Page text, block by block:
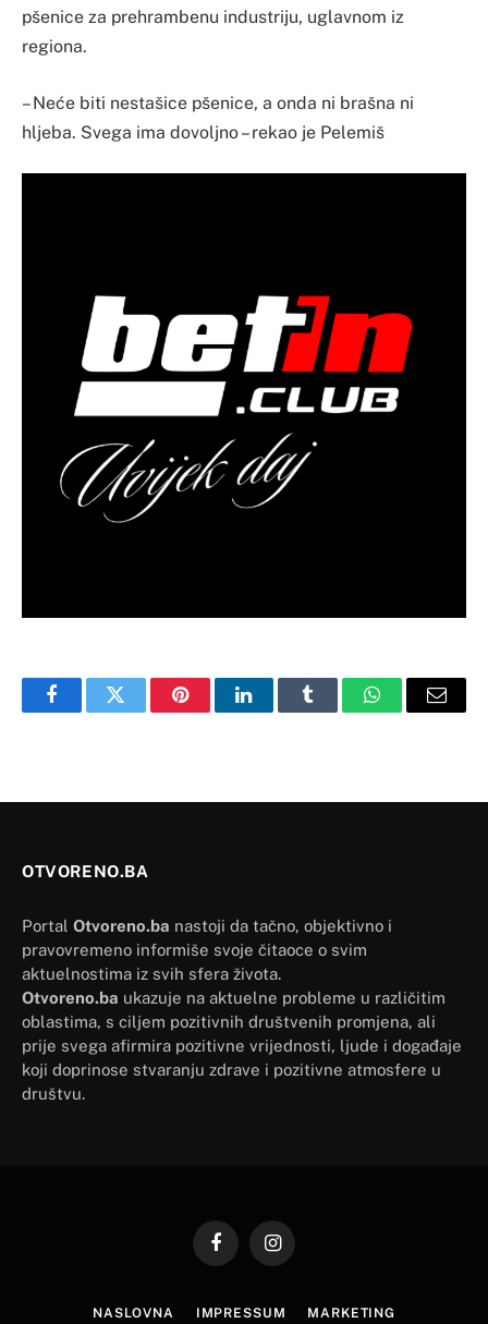
pšenice za prehrambenu industriju, uglavnom iz
regiona.
– Neće biti nestašice pšenice, a onda ni brašna ni
hljeba. Svega ima dovoljno – rekao je Pelemiš
FacebookTwitter PinterestLinkedInTumblr WhatsAppEmail
OTVORENO.BA
Portal Otvoreno.ba nastoji da tačno, objektivno i
pravovremeno informiše svoje čitaoce o svim
aktuelnostima iz svih sfera života.
Otvoreno.ba ukazuje na aktuelne probleme u različitim
oblastima, s ciljem pozitivnih društvenih promjena, ali
prije svega afirmira pozitivne vrijednosti, ljude i događaje
koji doprinose stvaranju zdrave i pozitivne atmosfere u
društvu.
FacebookInstagram
NASLOVNA IMPRESSUM MARKETING